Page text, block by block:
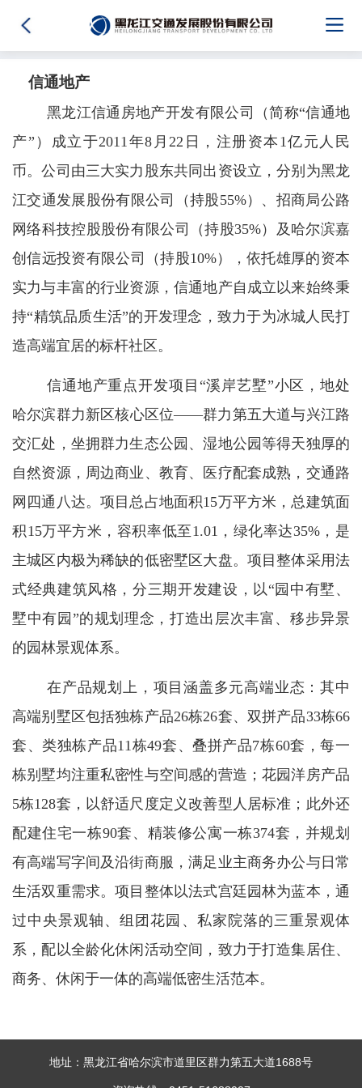
信通地产
黑龙江信通房地产开发有限公司（简称“信通地
产”）成立于2011年8月22日，注册资本1亿元人民
币。公司由三大实力股东共同出资设立，分别为黑龙
江交通发展股份有限公司（持股55%）、招商局公路
网络科技控股股份有限公司（持股35%）及哈尔滨嘉
创信远投资有限公司（持股10%），依托雄厚的资本
实力与丰富的行业资源，信通地产自成立以来始终秉
持“精筑品质生活”的开发理念，致力于为冰城人民打
造高端宜居的标杆社区。
信通地产重点开发项目“溪岸艺墅”小区，地处
哈尔滨群力新区核心区位——群力第五大道与兴江路
交汇处，坐拥群力生态公园、湿地公园等得天独厚的
自然资源，周边商业、教育、医疗配套成熟，交通路
网四通八达。项目总占地面积15万平方米，总建筑面
积15万平方米，容积率低至1.01，绿化率达35%，是
主城区内极为稀缺的低密墅区大盘。项目整体采用法
式经典建筑风格，分三期开发建设，以“园中有墅、
墅中有园”的规划理念，打造出层次丰富、移步异景
的园林景观体系。
在产品规划上，项目涵盖多元高端业态：其中
高端别墅区包括独栋产品26栋26套、双拼产品33栋66
套、类独栋产品11栋49套、叠拼产品7栋60套，每一
栋别墅均注重私密性与空间感的营造；花园洋房产品
5栋128套，以舒适尺度定义改善型人居标准；此外还
配建住宅一栋90套、精装修公寓一栋374套，并规划
有高端写字间及沿街商服，满足业主商务办公与日常
生活双重需求。项目整体以法式宫廷园林为蓝本，通
过中央景观轴、组团花园、私家院落的三重景观体
系，配以全龄化休闲活动空间，致力于打造集居住、
商务、休闲于一体的高端低密生活范本。
地址：黑龙江省哈尔滨市道里区群力第五大道1688号